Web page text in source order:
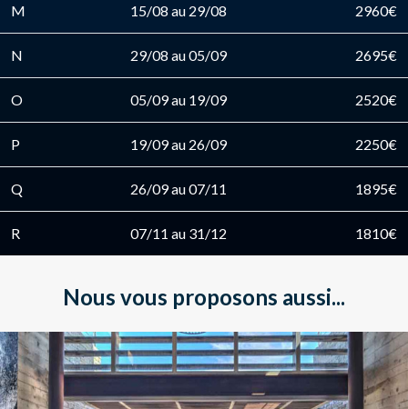
M 15/08 au 29/08 2960€
N 29/08 au 05/09 2695€
O 05/09 au 19/09 2520€
P 19/09 au 26/09 2250€
Q 26/09 au 07/11 1895€
R 07/11 au 31/12 1810€
Nous vous proposons aussi...